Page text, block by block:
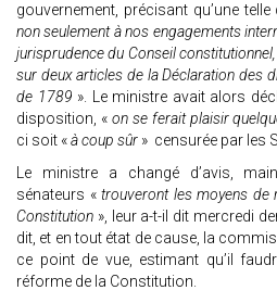
gouvernement, précisant qu’une
non seulement à nos engagements
jurisprudence du Conseil
sur deux articles de la Déclaration des
de 1789 ». Le ministre avait alors
disposition, «on se ferait plaisir
ci soit «à coup sûr » censurée par les
Le ministre a changé d’avis,
sénateurs «trouveront les moyens de
Constitution », leur a-t-il dit mercredi
dit, et en tout état de cause, la
ce point de vue, estimant qu’il
réforme de la Constitution.